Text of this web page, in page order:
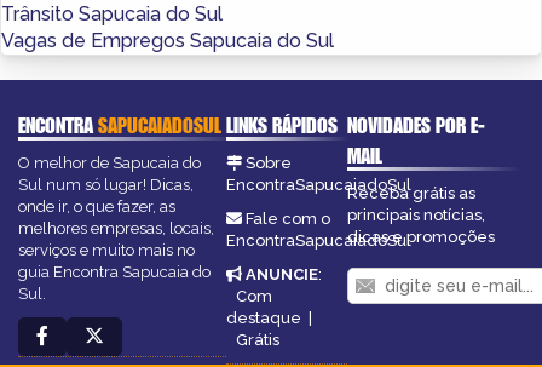
Trânsito Sapucaia do Sul
Vagas de Empregos Sapucaia do Sul
ENCONTRASAPUCAIADOSUL
O melhor de Sapucaia do
Sul num só lugar! Dicas,
onde ir, o que fazer, as
melhores empresas, locais,
serviços e muito mais no
guia Encontra Sapucaia do
Sul.
LINKS RÁPIDOS
Sobre
EncontraSapucaiadoSul
Fale com o
EncontraSapucaiadoSul
ANUNCIE:
Com
destaque |
Grátis
NOVIDADES POR E-
MAIL
Receba grátis as
principais notícias,
dicas e promoções